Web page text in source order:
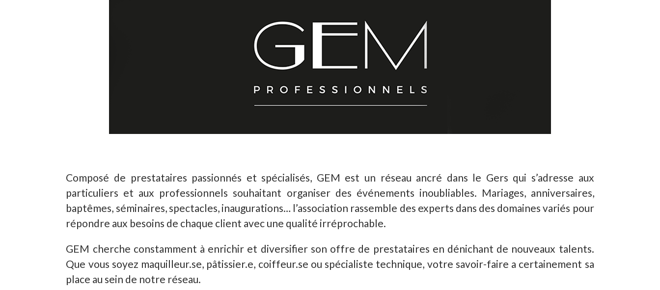
Composé de prestataires passionnés et spécialisés, GEM est un réseau ancré dans le Gers qui s’adresse aux
particuliers et aux professionnels souhaitant organiser des événements inoubliables. Mariages, anniversaires,
baptêmes, séminaires, spectacles, inaugurations… l’association rassemble des experts dans des domaines variés pour
répondre aux besoins de chaque client avec une qualité irréprochable.
GEM cherche constamment à enrichir et diversifier son offre de prestataires en dénichant de nouveaux talents.
Que vous soyez maquilleur.se, pâtissier.e, coiffeur.se ou spécialiste technique, votre savoir-faire a certainement sa
place au sein de notre réseau.